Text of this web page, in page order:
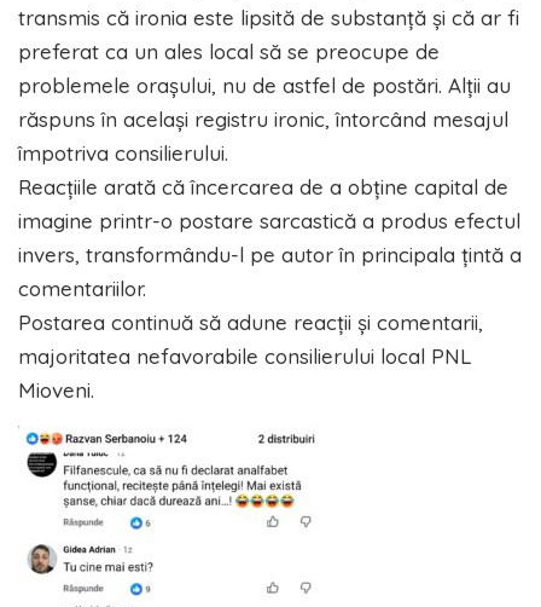
transmis că ironia este lipsită de substanță și că ar fi
preferat ca un ales local să se preocupe de
problemele orașului, nu de astfel de postări. Alții au
răspuns în același registru ironic, întorcând mesajul
împotriva consilierului.
Reacțiile arată că încercarea de a obține capital de
imagine printr-o postare sarcastică a produs efectul
invers, transformându-l pe autor în principala țintă a
comentariilor.
Postarea continuă să adune reacții și comentarii,
majoritatea nefavorabile consilierului local PNL
Mioveni.